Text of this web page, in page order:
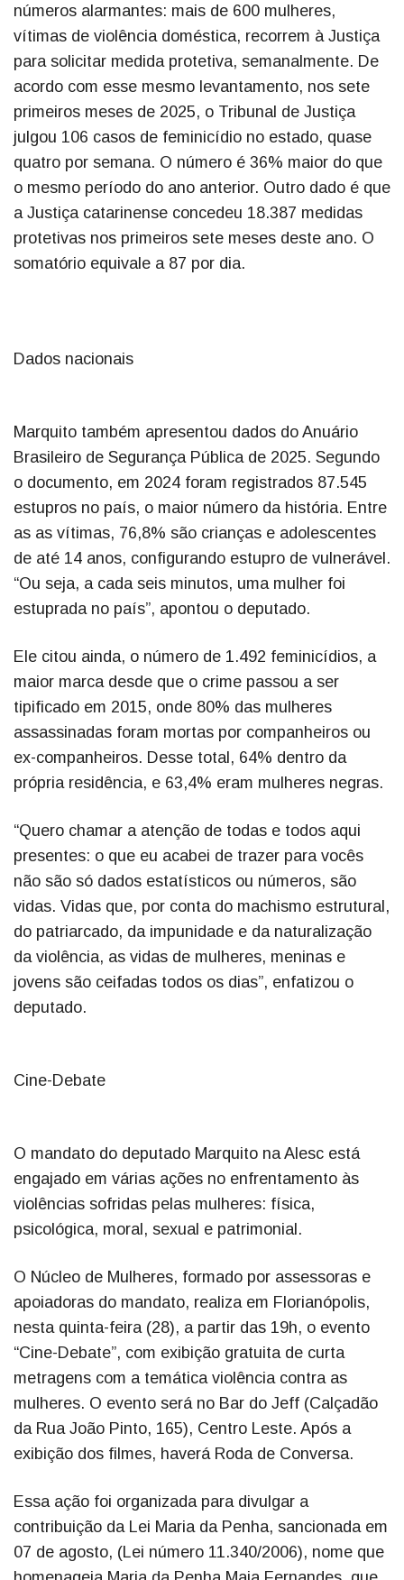
números alarmantes: mais de 600 mulheres,
vítimas de violência doméstica, recorrem à Justiça
para solicitar medida protetiva, semanalmente. De
acordo com esse mesmo levantamento, nos sete
primeiros meses de 2025, o Tribunal de Justiça
julgou 106 casos de feminicídio no estado, quase
quatro por semana. O número é 36% maior do que
o mesmo período do ano anterior. Outro dado é que
a Justiça catarinense concedeu 18.387 medidas
protetivas nos primeiros sete meses deste ano. O
somatório equivale a 87 por dia.
Dados nacionais
Marquito também apresentou dados do Anuário
Brasileiro de Segurança Pública de 2025. Segundo
o documento, em 2024 foram registrados 87.545
estupros no país, o maior número da história. Entre
as as vítimas, 76,8% são crianças e adolescentes
de até 14 anos, configurando estupro de vulnerável.
“Ou seja, a cada seis minutos, uma mulher foi
estuprada no país”, apontou o deputado.
Ele citou ainda, o número de 1.492 feminicídios, a
maior marca desde que o crime passou a ser
tipificado em 2015, onde 80% das mulheres
assassinadas foram mortas por companheiros ou
ex-companheiros. Desse total, 64% dentro da
própria residência, e 63,4% eram mulheres negras.
“Quero chamar a atenção de todas e todos aqui
presentes: o que eu acabei de trazer para vocês
não são só dados estatísticos ou números, são
vidas. Vidas que, por conta do machismo estrutural,
do patriarcado, da impunidade e da naturalização
da violência, as vidas de mulheres, meninas e
jovens são ceifadas todos os dias”, enfatizou o
deputado.
Cine-Debate
O mandato do deputado Marquito na Alesc está
engajado em várias ações no enfrentamento às
violências sofridas pelas mulheres: física,
psicológica, moral, sexual e patrimonial.
O Núcleo de Mulheres, formado por assessoras e
apoiadoras do mandato, realiza em Florianópolis,
nesta quinta-feira (28), a partir das 19h, o evento
“Cine-Debate”, com exibição gratuita de curta
metragens com a temática violência contra as
mulheres. O evento será no Bar do Jeff (Calçadão
da Rua João Pinto, 165), Centro Leste. Após a
exibição dos filmes, haverá Roda de Conversa.
Essa ação foi organizada para divulgar a
contribuição da Lei Maria da Penha, sancionada em
07 de agosto, (Lei número 11.340/2006), nome que